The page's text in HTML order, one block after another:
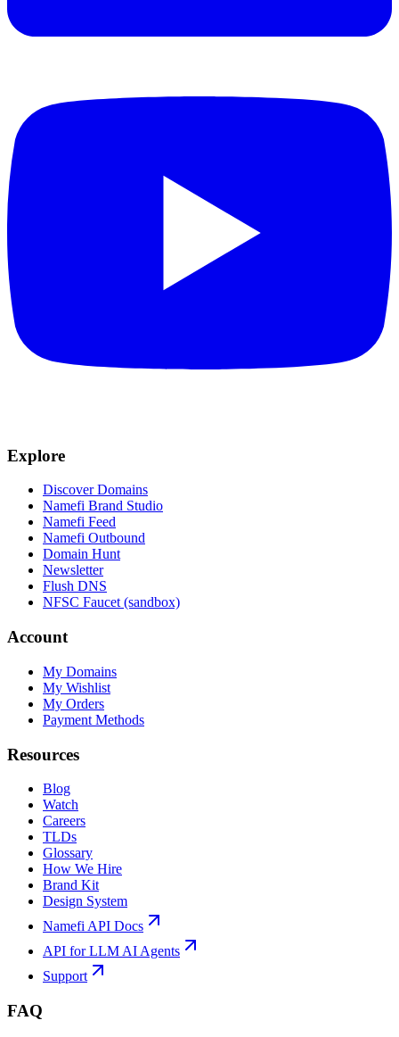
Explore
Discover Domains
Namefi Brand Studio
Namefi Feed
Namefi Outbound
Domain Hunt
Newsletter
Flush DNS
NFSC Faucet (sandbox)
Account
My Domains
My Wishlist
My Orders
Payment Methods
Resources
Blog
Watch
Careers
TLDs
Glossary
How We Hire
Brand Kit
Design System
Namefi API Docs
API for LLM AI Agents
Support
FAQ